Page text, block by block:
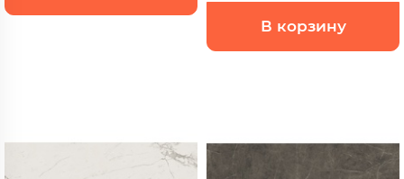
В корзину